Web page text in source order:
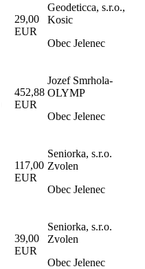
29,00
EUR
Geodeticca, s.r.o.,
Kosic
Obec Jelenec
452,88
EUR
Jozef Smrhola-
OLYMP
Obec Jelenec
117,00
EUR
Seniorka, s.r.o.
Zvolen
Obec Jelenec
39,00
EUR
Seniorka, s.r.o.
Zvolen
Obec Jelenec